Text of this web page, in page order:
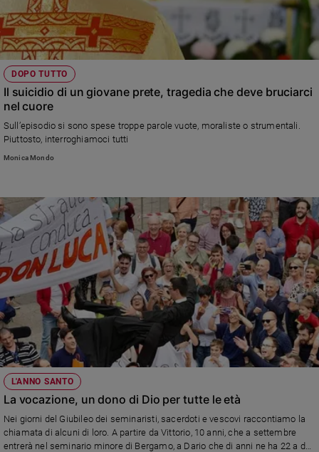
Foto
Video
Podcast
Privacy
siamo
Contatti
Pubblicità
Registrati
Redazione
Social
DOPO TUTTO
Il suicidio di un giovane prete, tragedia che deve bruciarci
nel cuore
Sull’episodio si sono spese troppe parole vuote, moraliste o strumentali.
Piuttosto, interroghiamoci tutti
Monica Mondo
L'ANNO SANTO
La vocazione, un dono di Dio per tutte le età
Nei giorni del Giubileo dei seminaristi, sacerdoti e vescovi raccontiamo la
chiamata di alcuni di loro. A partire da Vittorio, 10 anni, che a settembre
entrerà nel seminario minore di Bergamo, a Dario che di anni ne ha 22 a don